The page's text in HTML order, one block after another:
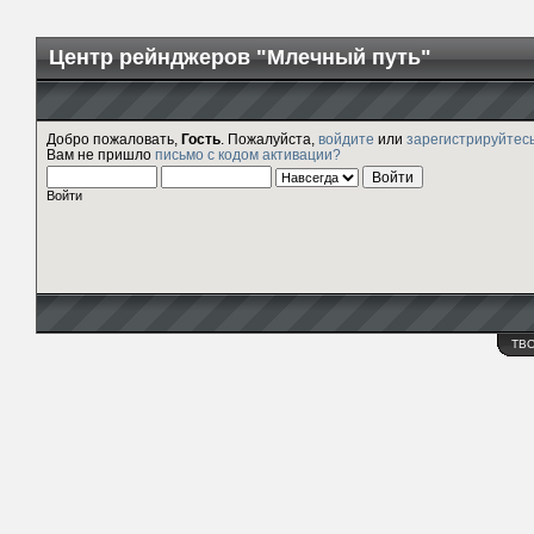
Центр рейнджеров "Млечный путь"
Добро пожаловать, Гость . Пожалуйста, войдите или
Вам не пришло письмо с кодом активации?
Войти